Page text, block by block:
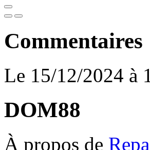
Commentaires
Le 15/12/2024 à
DOM88
À propos de